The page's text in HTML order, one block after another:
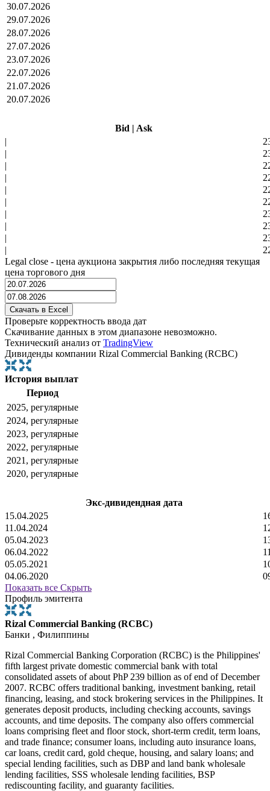
30.07.2026
29.07.2026
28.07.2026
27.07.2026
23.07.2026
22.07.2026
21.07.2026
20.07.2026
Bid | Ask
|
|
|
|
|
|
|
|
|
|
Legal close - цена аукциона закрытия либо последняя текущая
цена торгового дня
Проверьте корректность ввода дат
Скачивание данных в этом диапазоне невозможно.
Технический анализ от TradingView
Дивиденды компании Rizal Commercial Banking (RCBC)
История выплат
Период
2025, регулярные
2024, регулярные
2023, регулярные
2022, регулярные
2021, регулярные
2020, регулярные
Экс-дивидендная дата
15.04.2025
11.04.2024
05.04.2023
06.04.2022
05.05.2021
04.06.2020
Показать все Скрыть
Профиль эмитента
Rizal Commercial Banking (RCBC)
Банки , Филиппины
Rizal Commercial Banking Corporation (RCBC) is the Philippines'
fifth largest private domestic commercial bank with total
consolidated assets of about PhP 239 billion as of end of December
2007. RCBC offers traditional banking, investment banking, retail
financing, leasing, and stock brokering services in the Philippines. It
generates deposit products, including checking accounts, savings
accounts, and time deposits. The company also offers commercial
loans comprising fleet and floor stock, short-term credit, term loans,
and trade finance; consumer loans, including auto insurance loans,
car loans, credit card, gold cheque, housing, and salary loans; and
special lending facilities, such as DBP and land bank wholesale
lending facilities, SSS wholesale lending facilities, BSP
rediscounting facility, and guaranty facilities.